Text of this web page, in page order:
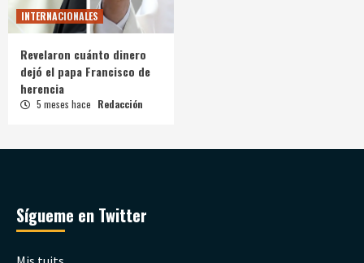
INTERNACIONALES
Revelaron cuánto dinero
dejó el papa Francisco de
herencia
5 meses hace Redacción
Sígueme en Twitter